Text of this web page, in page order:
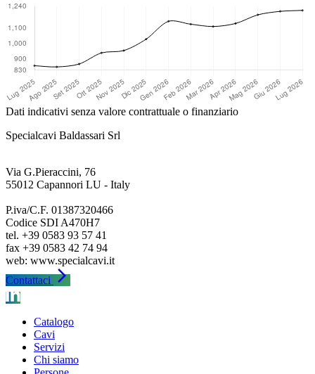
Dati indicativi senza valore contrattuale o finanziario
Specialcavi Baldassari Srl
Via G.Pieraccini, 76
55012 Capannori LU - Italy
P.iva/C.F. 01387320466
Codice SDI A470H7
tel. +39 0583 93 57 41
fax +39 0583 42 74 94
Contattaci arrow_forward_ios
Catalogo
Cavi
Servizi
Chi siamo